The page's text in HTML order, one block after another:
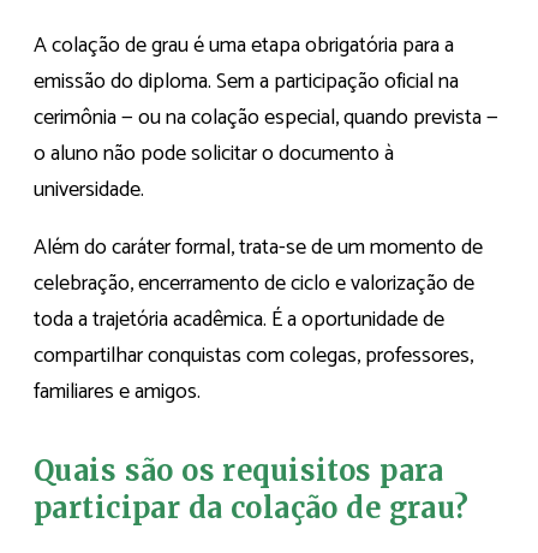
A colação de grau é uma etapa obrigatória para a
emissão do diploma. Sem a participação oficial na
cerimônia — ou na colação especial, quando prevista —
o aluno não pode solicitar o documento à
universidade.
Além do caráter formal, trata-se de um momento de
celebração, encerramento de ciclo e valorização de
toda a trajetória acadêmica. É a oportunidade de
compartilhar conquistas com colegas, professores,
familiares e amigos.
Quais são os requisitos para
participar da colação de grau?